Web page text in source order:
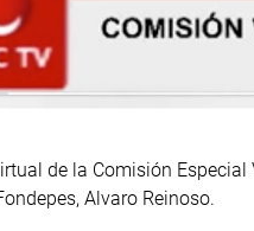
de la Comisión
Alvaro Reinoso.